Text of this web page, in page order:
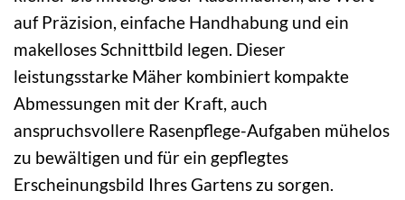
auf Präzision, einfache Handhabung und ein
makelloses Schnittbild legen. Dieser
leistungsstarke Mäher kombiniert kompakte
Abmessungen mit der Kraft, auch
anspruchsvollere Rasenpflege-Aufgaben mühelos
zu bewältigen und für ein gepflegtes
Erscheinungsbild Ihres Gartens zu sorgen.